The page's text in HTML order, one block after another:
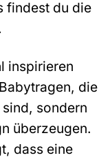
findest du die
inspirieren
die
sondern
überzeugen.
dass eine